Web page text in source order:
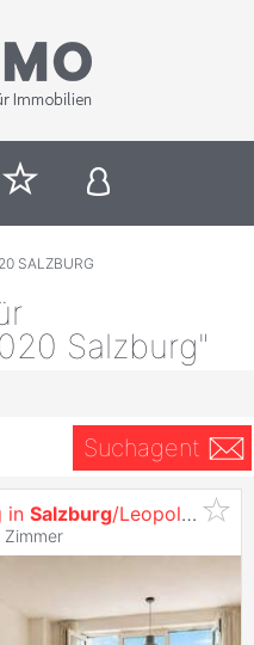
SALZBURG
Salzburg"
Suchagent
in Salzburg/Leopoldskron!
Zimmer